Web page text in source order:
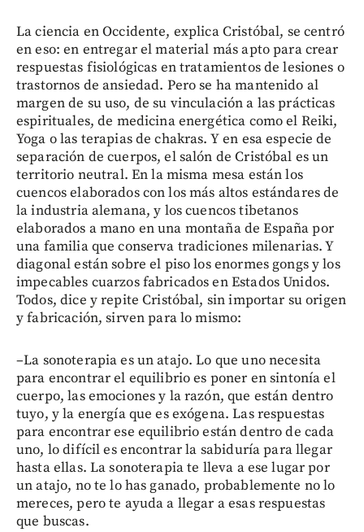
La ciencia en Occidente, explica Cristóbal, se centró
en eso: en entregar el material más apto para crear
respuestas fisiológicas en tratamientos de lesiones o
trastornos de ansiedad. Pero se ha mantenido al
margen de su uso, de su vinculación a las prácticas
espirituales, de medicina energética como el Reiki,
Yoga o las terapias de chakras. Y en esa especie de
separación de cuerpos, el salón de Cristóbal es un
territorio neutral. En la misma mesa están los
cuencos elaborados con los más altos estándares de
la industria alemana, y los cuencos tibetanos
elaborados a mano en una montaña de España por
una familia que conserva tradiciones milenarias. Y
diagonal están sobre el piso los enormes gongs y los
impecables cuarzos fabricados en Estados Unidos.
Todos, dice y repite Cristóbal, sin importar su origen
y fabricación, sirven para lo mismo:
–La sonoterapia es un atajo. Lo que uno necesita
para encontrar el equilibrio es poner en sintonía el
cuerpo, las emociones y la razón, que están dentro
tuyo, y la energía que es exógena. Las respuestas
para encontrar ese equilibrio están dentro de cada
uno, lo difícil es encontrar la sabiduría para llegar
hasta ellas. La sonoterapia te lleva a ese lugar por
un atajo, no te lo has ganado, probablemente no lo
mereces, pero te ayuda a llegar a esas respuestas
que buscas.